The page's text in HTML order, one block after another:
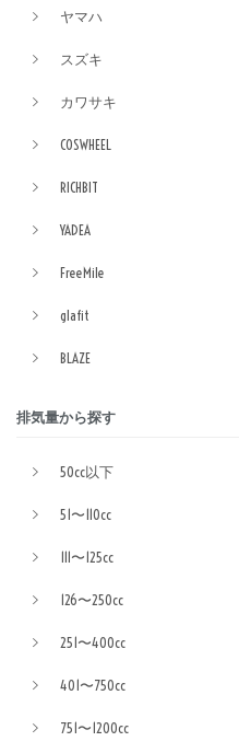
ヤマハ
スズキ
カワサキ
COSWHEEL
RICHBIT
YADEA
FreeMile
glafit
BLAZE
排気量から探す
50cc以下
51〜110cc
111〜125cc
126〜250cc
251〜400cc
401〜750cc
751〜1200cc